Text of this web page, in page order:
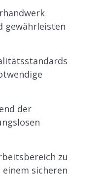
gewährleisten
der
zu
sicheren